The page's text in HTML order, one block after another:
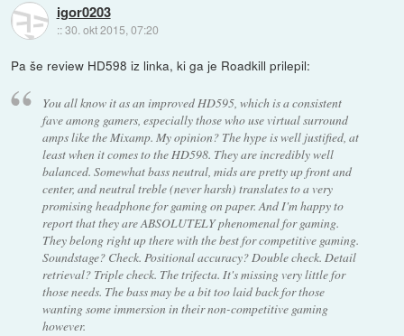
igor0203
::30. okt 2015, 07:20
Pa še review HD598 iz linka, ki ga je Roadkill prilepil:
You all know it as an improved HD595, which is a consistent
fave among gamers, especially those who use virtual surround
amps like the Mixamp. My opinion? The hype is well justified, at
least when it comes to the HD598. They are incredibly well
balanced. Somewhat bass neutral, mids are pretty up front and
center, and neutral treble (never harsh) translates to a very
promising headphone for gaming on paper. And I'm happy to
report that they are ABSOLUTELY phenomenal for gaming.
They belong right up there with the best for competitive gaming.
Soundstage? Check. Positional accuracy? Double check. Detail
retrieval? Triple check. The trifecta. It's missing very little for
those needs. The bass may be a bit too laid back for those
wanting some immersion in their non-competitive gaming
however.